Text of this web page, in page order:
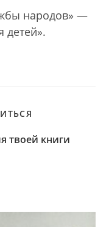
народов» —
детей».
твоей книги